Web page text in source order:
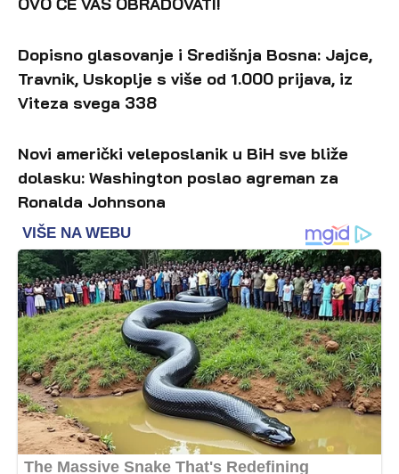
OVO ĆE VAS OBRADOVATI!
Dopisno glasovanje i Središnja Bosna: Jajce,
Travnik, Uskoplje s više od 1.000 prijava, iz
Viteza svega 338
Novi američki veleposlanik u BiH sve bliže
dolasku: Washington poslao agreman za
Ronalda Johnsona